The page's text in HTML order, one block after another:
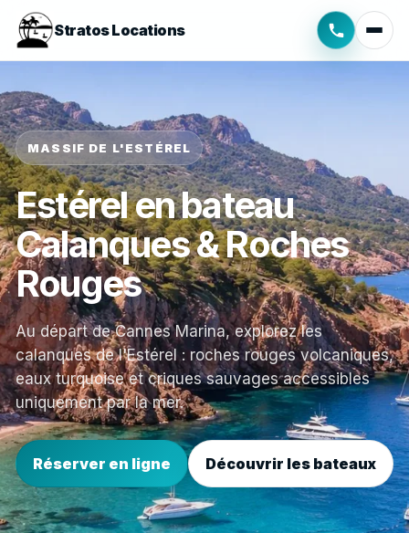
Stratos Locations
MASSIF DE L'ESTÉREL
Estérel en bateau
Calanques & Roches
Rouges
Au départ de Cannes Marina, explorez les
calanques de l'Estérel : roches rouges volcaniques,
eaux turquoise et criques sauvages accessibles
uniquement par la mer.
Réserver en ligne Découvrir les bateaux